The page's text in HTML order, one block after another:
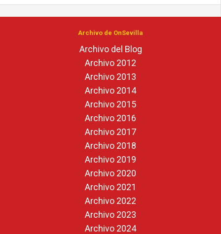
Archivo de OnSevilla
Archivo del Blog
Archivo 2012
Archivo 2013
Archivo 2014
Archivo 2015
Archivo 2016
Archivo 2017
Archivo 2018
Archivo 2019
Archivo 2020
Archivo 2021
Archivo 2022
Archivo 2023
Archivo 2024